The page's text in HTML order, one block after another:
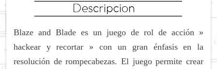
Blaze and Blade es un juego de rol de acción »
hackear y recortar » con un gran énfasis en la
resolución de rompecabezas. El juego permite crear